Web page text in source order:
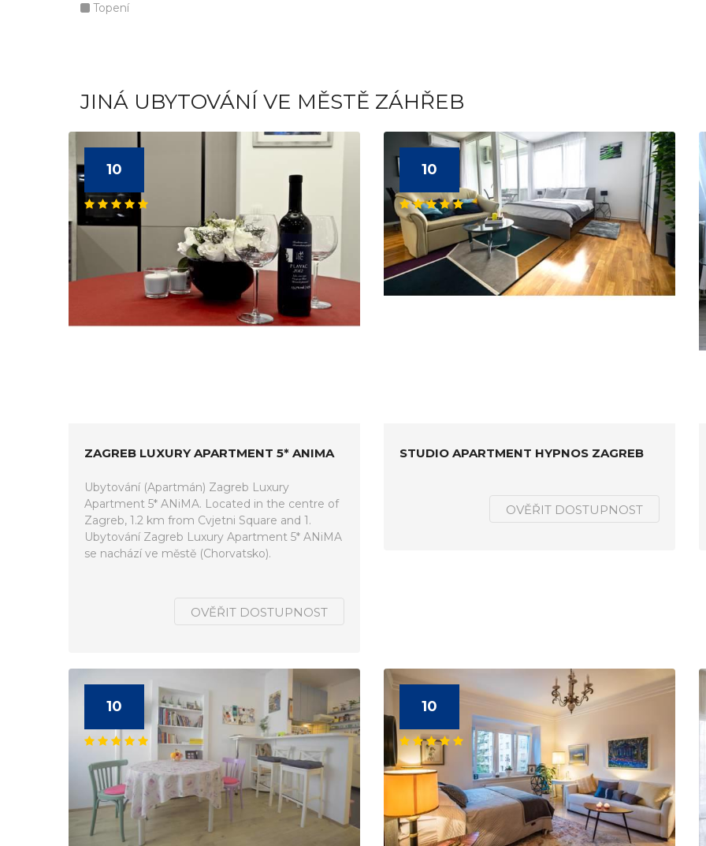
Topení
JINÁ UBYTOVÁNÍ VE MĚSTĚ ZÁHŘEB
10
ZAGREB LUXURY APARTMENT 5* ANIMA
Ubytování (Apartmán) Zagreb Luxury
Apartment 5* ANiMA. Located in the centre of
Zagreb, 1.2 km from Cvjetni Square and 1.
Ubytování Zagreb Luxury Apartment 5* ANiMA
se nachází ve městě (Chorvatsko).
OVĚŘIT DOSTUPNOST
10
STUDIO APARTMENT HYPNOS ZAGREB
OVĚŘIT DOSTUPNOST
10 10